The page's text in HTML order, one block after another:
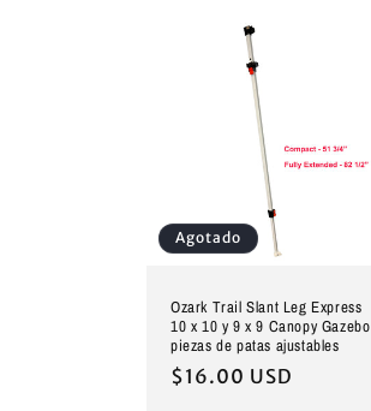
Agotado
Ozark Trail Slant Leg Express
10 x 10 y 9 x 9 Canopy Gazebo
piezas de patas ajustables
Precio
$16.00 USD